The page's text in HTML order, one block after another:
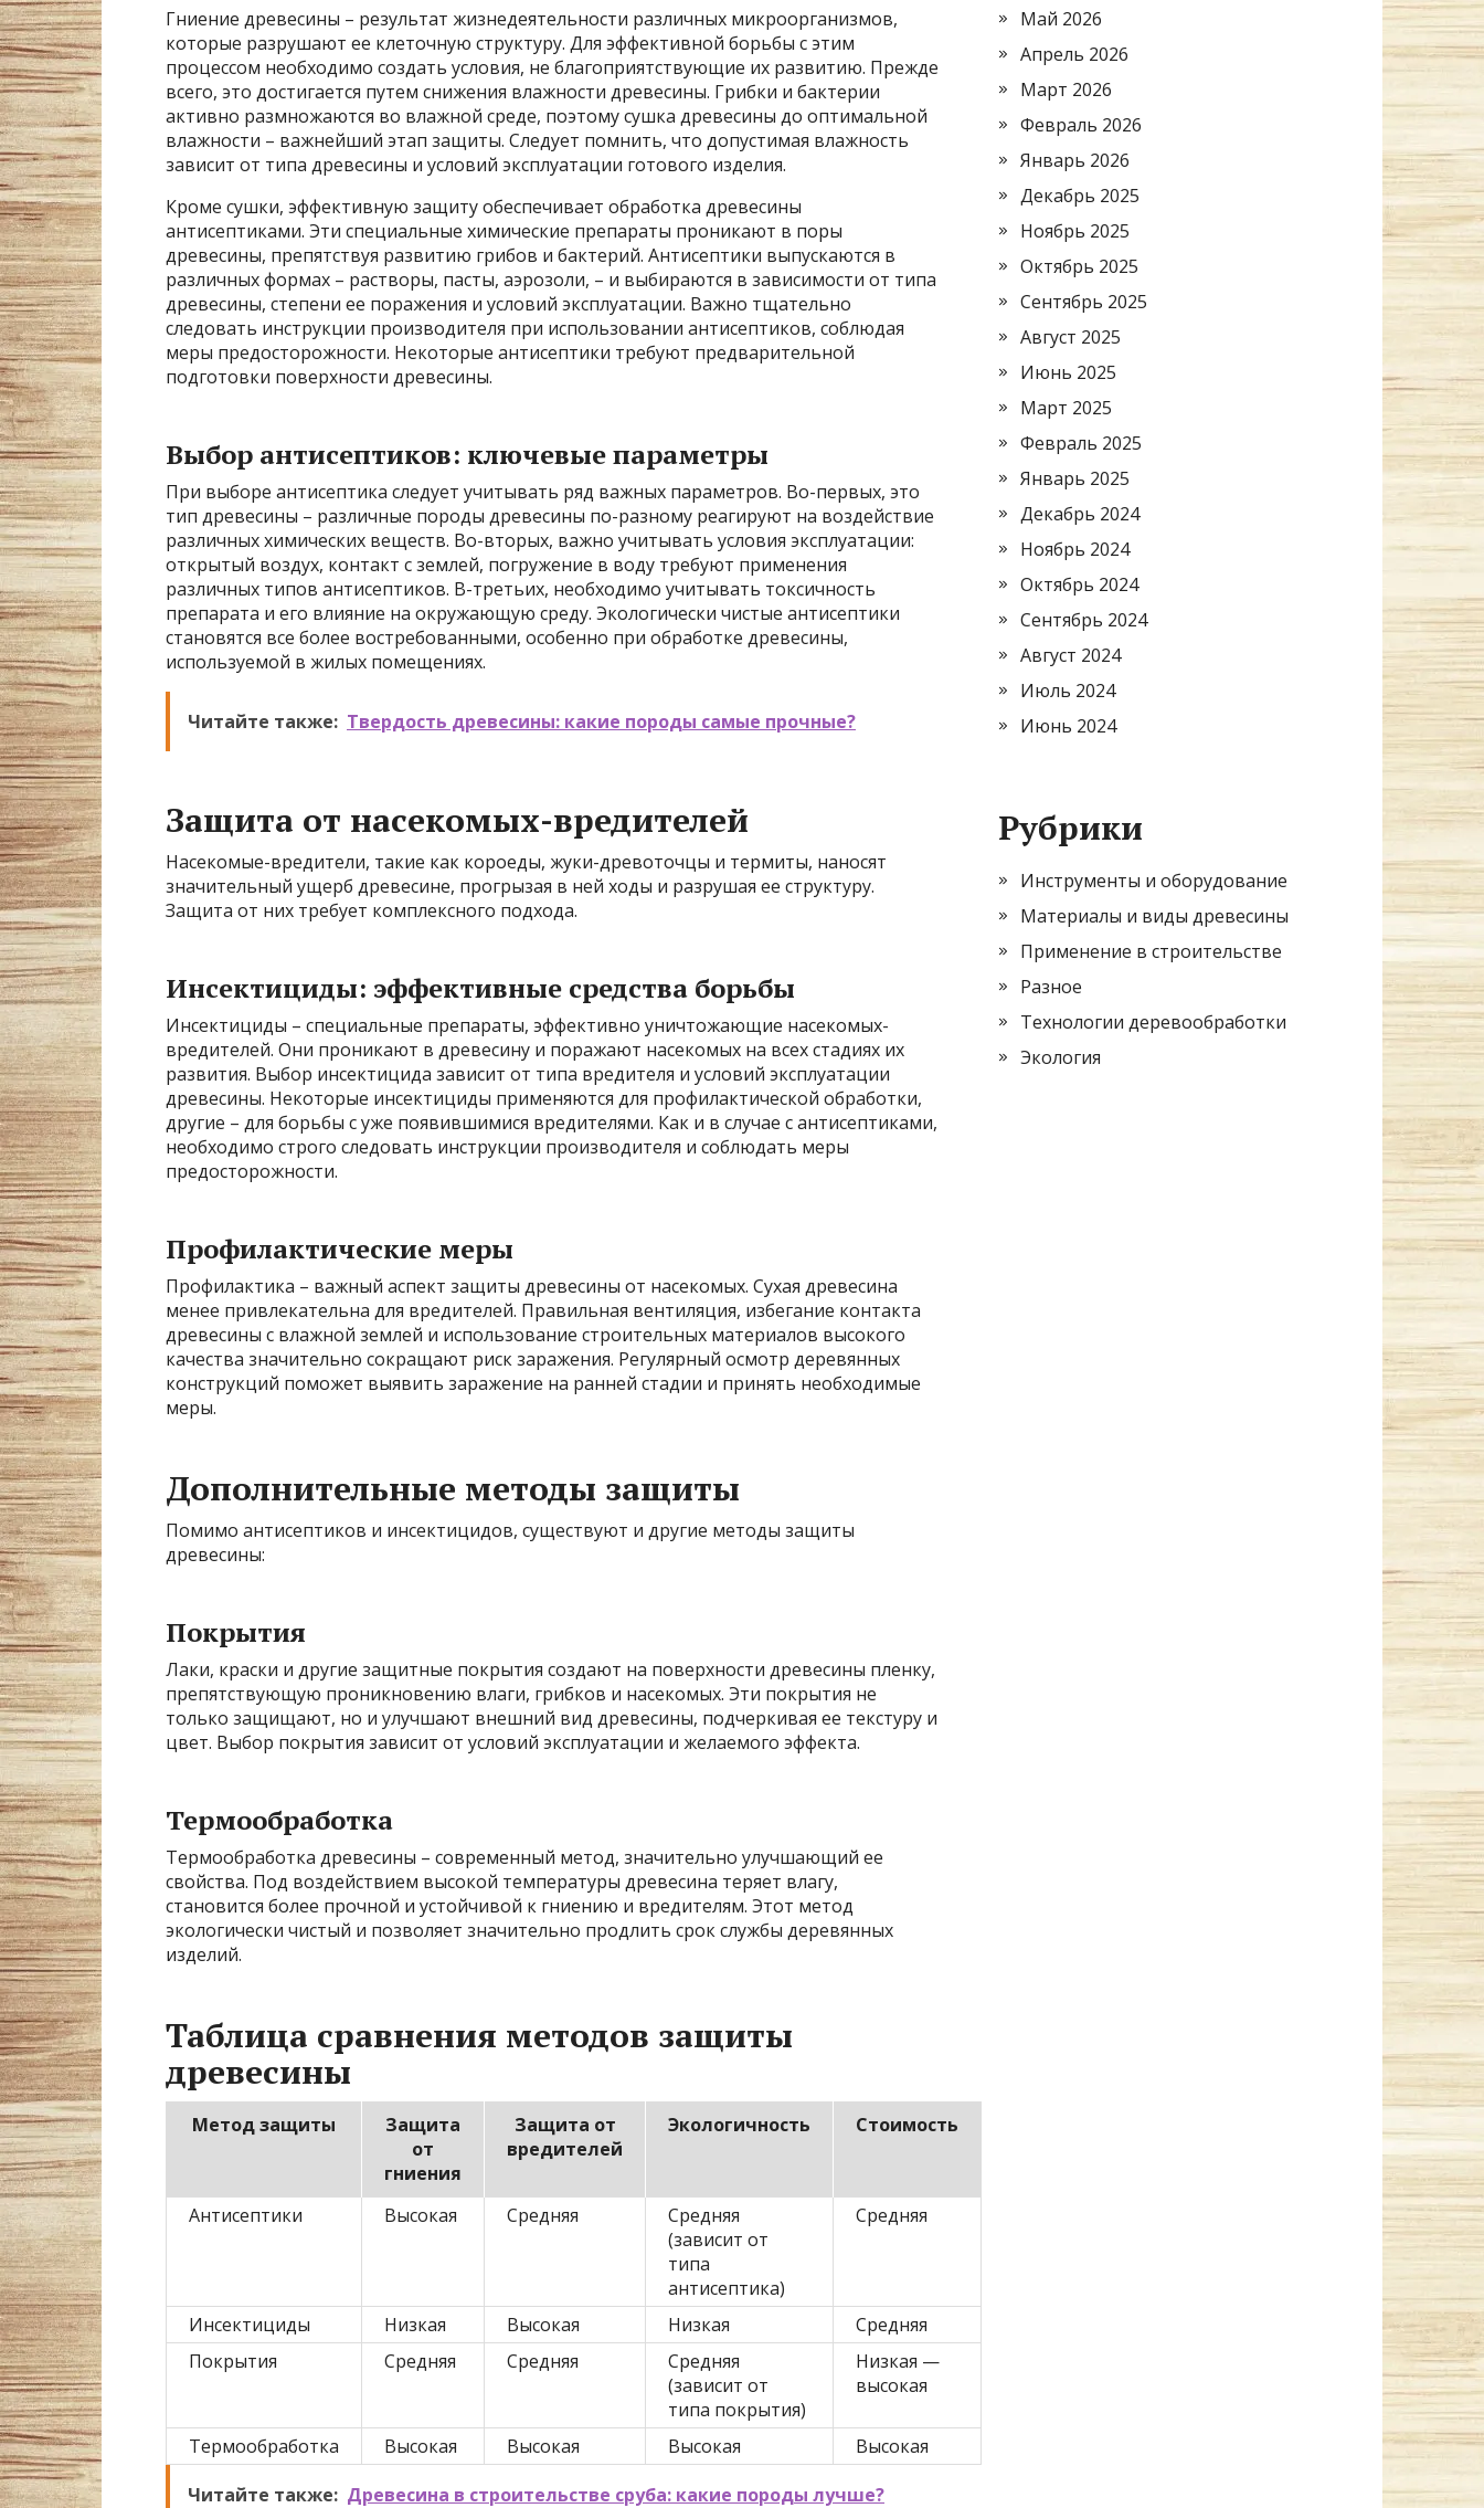
Гниение древесины – результат жизнедеятельности различных микроорганизмов,
которые разрушают ее клеточную структуру. Для эффективной борьбы с этим
процессом необходимо создать условия, не благоприятствующие их развитию. Прежде
всего, это достигается путем снижения влажности древесины. Грибки и бактерии
активно размножаются во влажной среде, поэтому сушка древесины до оптимальной
влажности – важнейший этап защиты. Следует помнить, что допустимая влажность
зависит от типа древесины и условий эксплуатации готового изделия.
Кроме сушки, эффективную защиту обеспечивает обработка древесины
антисептиками. Эти специальные химические препараты проникают в поры
древесины, препятствуя развитию грибов и бактерий. Антисептики выпускаются в
различных формах – растворы, пасты, аэрозоли, – и выбираются в зависимости от типа
древесины, степени ее поражения и условий эксплуатации. Важно тщательно
следовать инструкции производителя при использовании антисептиков, соблюдая
меры предосторожности. Некоторые антисептики требуют предварительной
подготовки поверхности древесины.
Выбор антисептиков: ключевые параметры
При выборе антисептика следует учитывать ряд важных параметров. Во-первых, это
тип древесины – различные породы древесины по-разному реагируют на воздействие
различных химических веществ. Во-вторых, важно учитывать условия эксплуатации:
открытый воздух, контакт с землей, погружение в воду требуют применения
различных типов антисептиков. В-третьих, необходимо учитывать токсичность
препарата и его влияние на окружающую среду. Экологически чистые антисептики
становятся все более востребованными, особенно при обработке древесины,
используемой в жилых помещениях.
Читайте также: Твердость древесины: какие породы самые прочные?
Защита от насекомых-вредителей
Насекомые-вредители, такие как короеды, жуки-древоточцы и термиты, наносят
значительный ущерб древесине, прогрызая в ней ходы и разрушая ее структуру.
Защита от них требует комплексного подхода.
Инсектициды: эффективные средства борьбы
Инсектициды – специальные препараты, эффективно уничтожающие насекомых-
вредителей. Они проникают в древесину и поражают насекомых на всех стадиях их
развития. Выбор инсектицида зависит от типа вредителя и условий эксплуатации
древесины. Некоторые инсектициды применяются для профилактической обработки,
другие – для борьбы с уже появившимися вредителями. Как и в случае с антисептиками,
необходимо строго следовать инструкции производителя и соблюдать меры
предосторожности.
Профилактические меры
Профилактика – важный аспект защиты древесины от насекомых. Сухая древесина
менее привлекательна для вредителей. Правильная вентиляция, избегание контакта
древесины с влажной землей и использование строительных материалов высокого
качества значительно сокращают риск заражения. Регулярный осмотр деревянных
конструкций поможет выявить заражение на ранней стадии и принять необходимые
меры.
Дополнительные методы защиты
Помимо антисептиков и инсектицидов, существуют и другие методы защиты
древесины:
Покрытия
Лаки, краски и другие защитные покрытия создают на поверхности древесины пленку,
препятствующую проникновению влаги, грибков и насекомых. Эти покрытия не
только защищают, но и улучшают внешний вид древесины, подчеркивая ее текстуру и
цвет. Выбор покрытия зависит от условий эксплуатации и желаемого эффекта.
Термообработка
Термообработка древесины – современный метод, значительно улучшающий ее
свойства. Под воздействием высокой температуры древесина теряет влагу,
становится более прочной и устойчивой к гниению и вредителям. Этот метод
экологически чистый и позволяет значительно продлить срок службы деревянных
изделий.
Таблица сравнения методов защиты
древесины
Метод защиты
Защита
от
гниения
Защита от
вредителей
Экологичность Стоимость
Антисептики Высокая Средняя
Средняя
(зависит от
типа
антисептика)
Средняя
Инсектициды Низкая Высокая Низкая
Средняя
Покрытия
Средняя Средняя
Средняя
(зависит от
типа покрытия)
Низкая —
высокая
Термообработка Высокая Высокая Высокая
Высокая
Читайте также: Древесина в строительстве сруба: какие породы лучше?
Май 2026
Апрель 2026
Март 2026
Февраль 2026
Январь 2026
Декабрь 2025
Ноябрь 2025
Октябрь 2025
Сентябрь 2025
Август 2025
Июнь 2025
Март 2025
Февраль 2025
Январь 2025
Декабрь 2024
Ноябрь 2024
Октябрь 2024
Сентябрь 2024
Август 2024
Июль 2024
Июнь 2024
Рубрики
Инструменты и оборудование
Материалы и виды древесины
Применение в строительстве
Разное
Технологии деревообработки
Экология